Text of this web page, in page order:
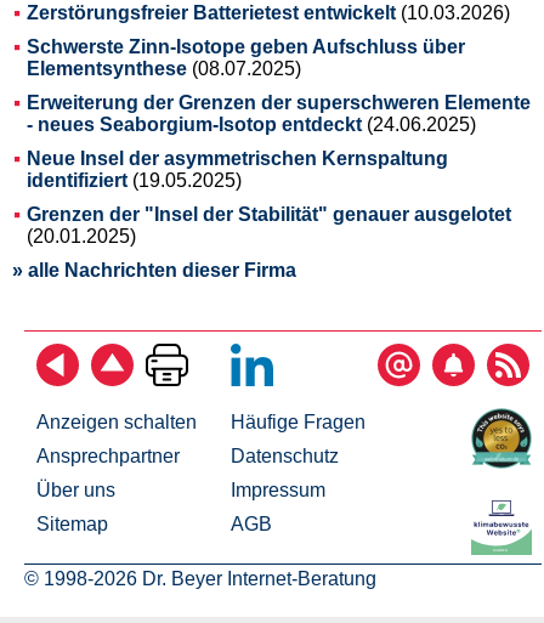
Zerstörungsfreier Batterietest entwickelt (10.03.2026)
Schwerste Zinn-Isotope geben Aufschluss über
Elementsynthese (08.07.2025)
Erweiterung der Grenzen der superschweren Elemente
- neues Seaborgium-Isotop entdeckt (24.06.2025)
Neue Insel der asymmetrischen Kernspaltung
identifiziert (19.05.2025)
Grenzen der "Insel der Stabilität" genauer ausgelotet
(20.01.2025)
» alle Nachrichten dieser Firma
Anzeigen schalten
Ansprechpartner
Über uns
Sitemap
Häufige Fragen
Datenschutz
Impressum
AGB
© 1998-2026 Dr. Beyer Internet-Beratung